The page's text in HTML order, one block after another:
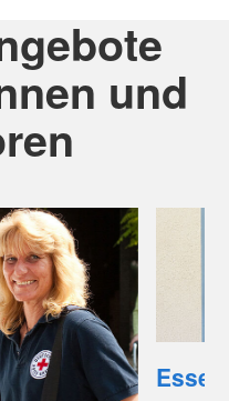
und